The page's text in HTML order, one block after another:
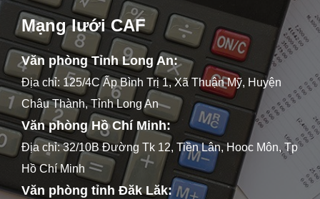
Mạng lưới CAF
Văn phòng Tỉnh Long An:
Địa chỉ: 125/4C Ấp Bình Trị 1, Xã Thuận Mỹ, Huyện
Châu Thành, Tỉnh Long An
Văn phòng Hồ Chí Minh:
Địa chỉ: 32/10B Đường Tk 12, Tiền Lân, Hooc Môn, Tp
Hồ Chí Minh
Văn phòng tỉnh Đăk Lăk: